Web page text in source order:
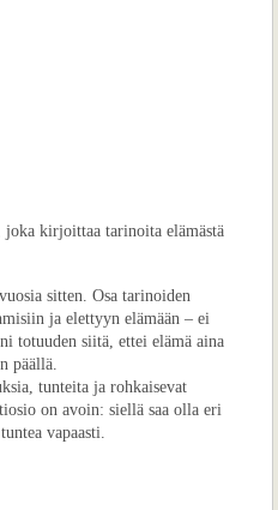
kirjoittaa tarinoita elämästä
sitten. Osa tarinoiden
ja elettyyn elämään – ei
totuuden siitä, ettei elämä aina
päällä.
tunteita ja rohkaisevat
on avoin: siellä saa olla eri
vapaasti.